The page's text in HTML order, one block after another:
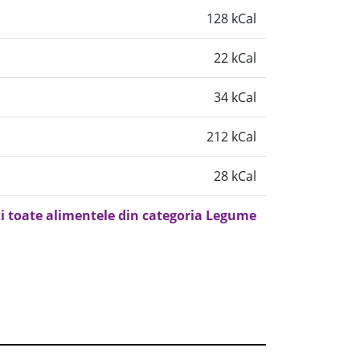
128 kCal
22 kCal
34 kCal
212 kCal
28 kCal
toate alimentele din categoria Legume